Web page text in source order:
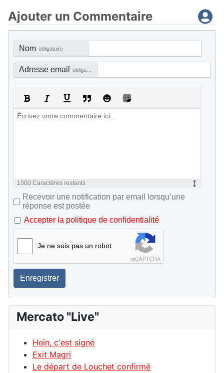
Ajouter un Commentaire
Nom obligatoire
Adresse email
1000 Caractères restants
Recevoir une notification par email lorsqu’une
réponse est postée
Accepter la politique de confidentialité
Je ne suis pas un robot
Enregistrer
Mercato "Live"
Hein, c'est signé
Exit Magri
Le départ de Louchet confirmé